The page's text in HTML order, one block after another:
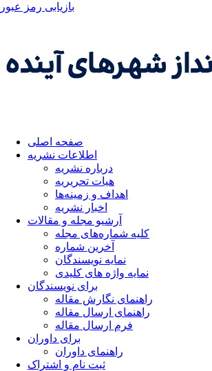
بازیابی رمز عبور
صفحه اصلی
اطلاعات نشریه
درباره نشریه
هیات تحریریه
اهداف و زمینه‌ها
اخبار نشریه
آرشیو مجله و مقالات
کلیه شماره‌های مجله
آخرین شماره
نمایه نویسندگان
نمایه واژه های کلیدی
برای نویسندگان
راهنمای نگارش مقاله
راهنمای ارسال مقاله
فرم ارسال مقاله
برای داوران
راهنمای داوران
ثبت نام و اشتراک